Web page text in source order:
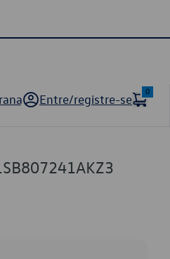
Entre/registre-se
0